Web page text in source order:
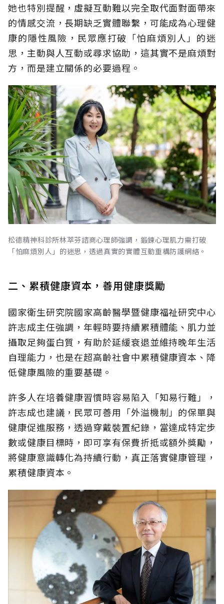
她也特別提醒，虛擬互動難以完全取代面對面帶來
的情感交流，長期缺乏實體聯繫，可能成為心理健
康的隱性風險，民眾應打破「怕麻煩別人」的迷
思，主動與人互動或尋求協助，這其實不是麻煩對
方，而是建立關係的必要過程。
松德精神科診所林萃芬諮商心理師強調，鍛鍊心理肌力需打破
「怕麻煩別人」的迷思，透過真實的實體互動重構防護網絡。
二、累積健康資本，善用健康獎勵
國家衛生研究院國家高齡醫學暨健康福祉研究中心
許志成主任強調，年輕時要持續累積體能、肌力並
攝取足夠蛋白質，有助於延緩衰退並維持晚年生活
自理能力，也是在超高齡社會中累積健康資本、降
低健康風險的重要基礎。
許多人在培養健康習慣時容易陷入「知易行難」，
許志成也建議，民眾可善用「外溢機制」的保單與
健康促進服務，透過穿戴裝置紀錄，當達成特定步
數或健康目標時，即可享有保費折抵或額外獎勵，
將健康意識轉化為持續行動，真正落實健康管理，
累積健康資本。